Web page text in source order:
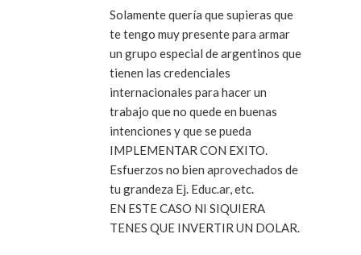
Solamente quería que supieras que
te tengo muy presente para armar
un grupo especial de argentinos que
tienen las credenciales
internacionales para hacer un
trabajo que no quede en buenas
intenciones y que se pueda
IMPLEMENTAR CON EXITO.
Esfuerzos no bien aprovechados de
tu grandeza Ej. Educ.ar, etc.
EN ESTE CASO NI SIQUIERA
TENES QUE INVERTIR UN DOLAR.